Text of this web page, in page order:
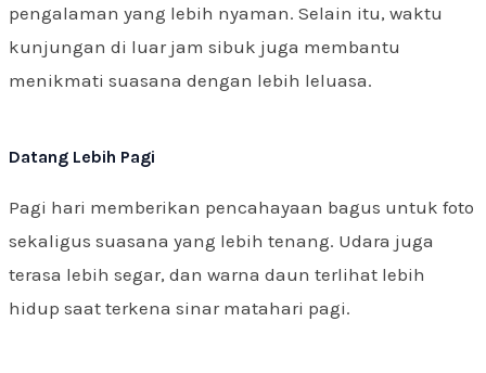
pengalaman yang lebih nyaman. Selain itu, waktu
kunjungan di luar jam sibuk juga membantu
menikmati suasana dengan lebih leluasa.
Datang Lebih Pagi
Pagi hari memberikan pencahayaan bagus untuk foto
sekaligus suasana yang lebih tenang. Udara juga
terasa lebih segar, dan warna daun terlihat lebih
hidup saat terkena sinar matahari pagi.